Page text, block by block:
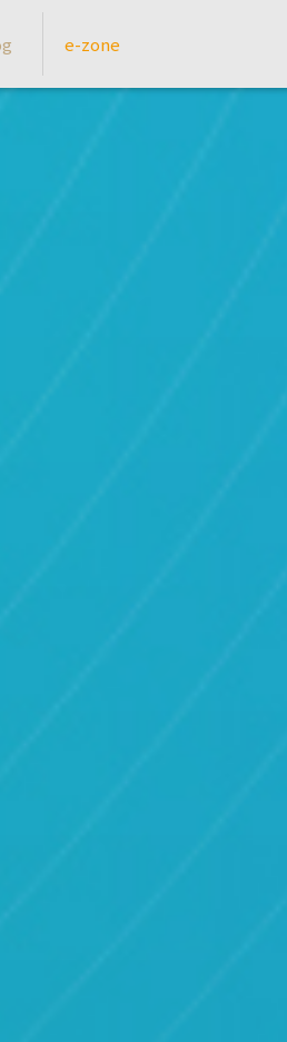
e-zone